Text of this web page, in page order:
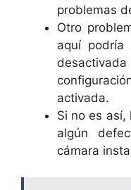
problemas
Otro
aquí
activada.
Si no es así,
algún
cámara